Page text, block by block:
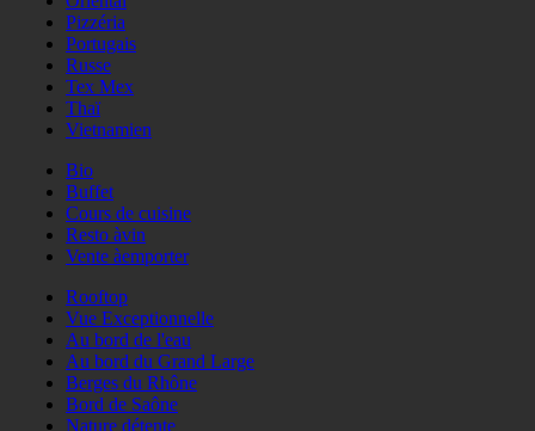
Pizzéria
Portugais
Russe
Tex Mex
Thaï
Vietnamien
Bio
Buffet
Cours de cuisine
Resto àvin
Vente àemporter
Rooftop
Vue Exceptionnelle
Au bord de l'eau
Au bord du Grand Large
Berges du Rhône
Bord de Saône
Nature détente